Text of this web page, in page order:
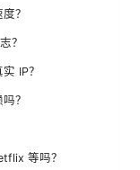
？
？
IP？
？
等吗？